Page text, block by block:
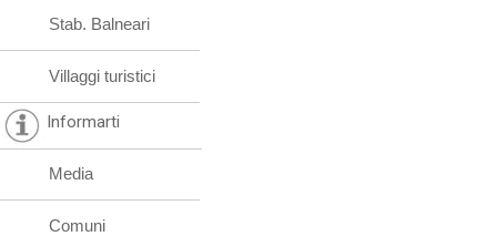
Stab. Balneari
Villaggi turistici
Informarti
Media
Comuni